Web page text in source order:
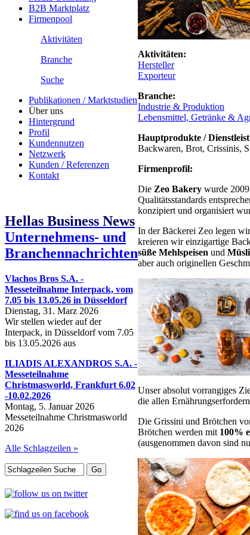
B2B Marktplatz
Firmenpool
Aktivitäten
Branche
Suche
Publikationen / Marktstudien
Über uns
Hintergrund
Profil
Kundennutzen
Netzwerk
Kunden / Referenzen
Kontakt
Hellas Business News
Unternehmens- und
Branchennachrichten
Vlachos Bros S.A. -
Messeteilnahme Interpack, vom
7.05 bis 13.05.26 in Düsseldorf
Dienstag, 31. Marz 2026
Wir stellen wieder auf der
Interpack, in Düsseldorf vom 7.05
bis 13.05.2026 aus
ILIADIS ALEXANDROS S.A. -
Messeteilnahme
Christmasworld, Frankfurt 6.02
-10.02.2026
Montag, 5. Januar 2026
Messeteilnahme Christmasworld
2026
Alle Schlagzeilen »
Aktivitäten:
Hersteller
Exporteur
Branche:
Industrie & Produktion
Lebensmittel, Getränke &
Hauptprodukte /
Backwaren, Brot, Crissinis,
Firmenprofil:
Die Zeo Bakery wurde
Qualitätsstandards
konzipiert und organisiert
In der Bäckerei Zeo legen
kreieren wir einzigartige
süße Mehlspeisen und
aber auch originellen
Unser absolut vorrangiges
die allen
Die Grissini und Brötchen
Brötchen werden mit 100%
(ausgenommen davon sind